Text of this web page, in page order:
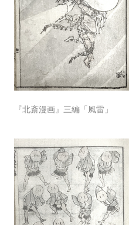
『北斎漫画』三編「風雷」